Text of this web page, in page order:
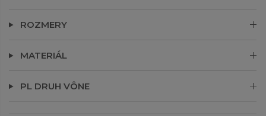
ROZMERY
MATERIÁL
PL DRUH VÔNE